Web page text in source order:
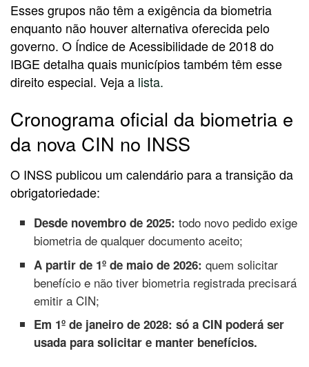
Esses grupos não têm a exigência da biometria
enquanto não houver alternativa oferecida pelo
governo. O Índice de Acessibilidade de 2018 do
IBGE detalha quais municípios também têm esse
direito especial. Veja a lista.
Cronograma oficial da biometria e
da nova CIN no INSS
O INSS publicou um calendário para a transição da
obrigatoriedade:
Desde novembro de 2025: todo novo pedido exige
biometria de qualquer documento aceito;
A partir de 1º de maio de 2026: quem solicitar
benefício e não tiver biometria registrada precisará
emitir a CIN;
Em 1º de janeiro de 2028: só a CIN poderá ser
usada para solicitar e manter benefícios.